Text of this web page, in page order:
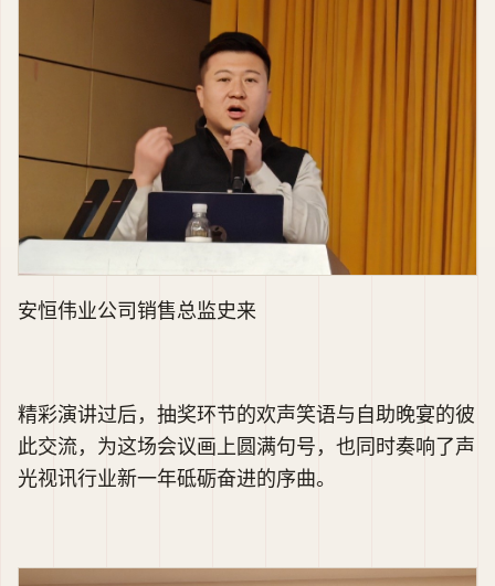
安恒伟业公司销售总监史来
精彩演讲过后，抽奖环节的欢声笑语与自助晚宴的彼
此交流，为这场会议画上圆满句号，也同时奏响了声
光视讯行业新一年砥砺奋进的序曲。